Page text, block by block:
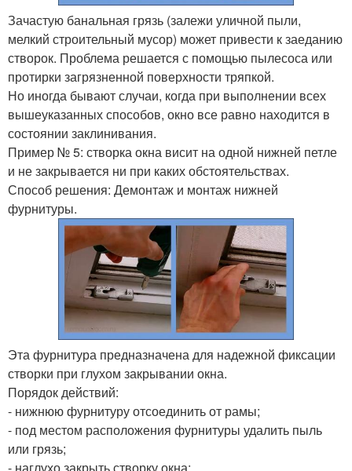
Зачастую банальная грязь (залежи уличной пыли,
мелкий строительный мусор) может привести к заеданию
створок. Проблема решается с помощью пылесоса или
протирки загрязненной поверхности тряпкой.
Но иногда бывают случаи, когда при выполнении всех
вышеуказанных способов, окно все равно находится в
состоянии заклинивания.
Пример № 5: створка окна висит на одной нижней петле
и не закрывается ни при каких обстоятельствах.
Способ решения: Демонтаж и монтаж нижней
фурнитуры.
Эта фурнитура предназначена для надежной фиксации
створки при глухом закрывании окна.
Порядок действий:
- нижнюю фурнитуру отсоединить от рамы;
- под местом расположения фурнитуры удалить пыль
или грязь;